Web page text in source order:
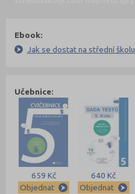
Ebook:
Jak se dostat na střední školu
Učebnice:
659 Kč
Objednat
640 Kč
Objednat